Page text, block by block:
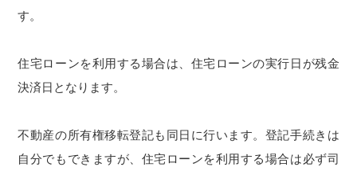
す。
住宅ローンを利用する場合は、住宅ローンの実行日が残金
決済日となります。
不動産の所有権移転登記も同日に行います。登記手続きは
自分でもできますが、住宅ローンを利用する場合は必ず司